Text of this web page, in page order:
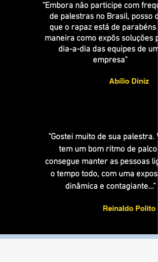
"Embora não participe com
de palestras no Brasil, posso
que o rapaz está de parabéns
maneira como expôs soluções
dia-a-dia das equipes de
empresa"
Abílio Diniz
"Gostei muito de sua palestra.
tem um bom ritmo de palco e
consegue manter as pessoas
o tempo todo, com uma
dinâmica e contagiante..."
Reinaldo Polito